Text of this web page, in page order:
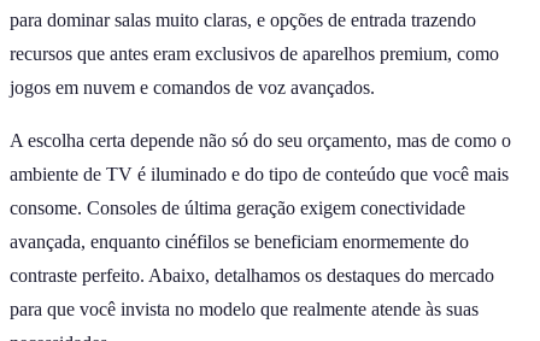
para dominar salas muito claras, e opções de entrada trazendo
recursos que antes eram exclusivos de aparelhos premium, como
jogos em nuvem e comandos de voz avançados.
A escolha certa depende não só do seu orçamento, mas de como o
ambiente de TV é iluminado e do tipo de conteúdo que você mais
consome. Consoles de última geração exigem conectividade
avançada, enquanto cinéfilos se beneficiam enormemente do
contraste perfeito. Abaixo, detalhamos os destaques do mercado
para que você invista no modelo que realmente atende às suas